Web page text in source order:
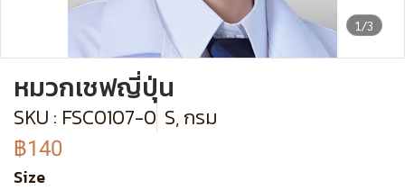
1/3
หมวกเชฟญี่ปุ่น
SKU : FSC0107-0 S, กรม
฿140
Size